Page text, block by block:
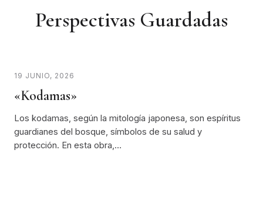
Perspectivas Guardadas
19 JUNIO, 2026
«Kodamas»
Los kodamas, según la mitología japonesa, son espíritus
guardianes del bosque, símbolos de su salud y
protección. En esta obra,…